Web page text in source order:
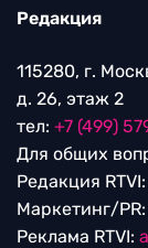
Редакция
115280, г.
д. 26, этаж 2
тел: +7 (499)
Для общих
Редакция RTVI:
Маркетинг/PR:
Реклама RTVI: